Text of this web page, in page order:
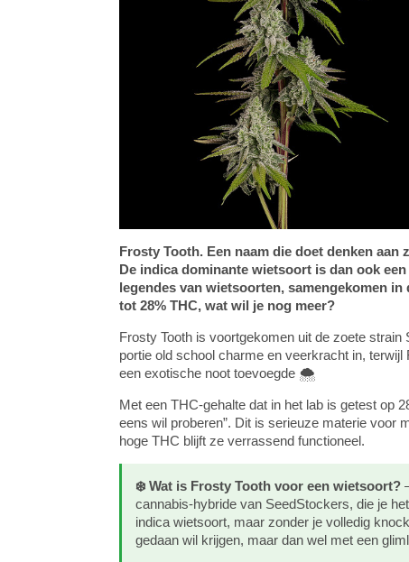
Frosty Tooth. Een naam die doet denken
De indica dominante wietsoort is dan ook
legendes van wietsoorten, samengekomen
tot 28% THC, wat wil je nog meer?
Frosty Tooth is voortgekomen uit de zoete
portie old school charme en veerkracht in,
een exotische noot toevoegde 🌨️
Met een THC-gehalte dat in het lab is getest op
eens wil proberen”. Dit is serieuze materie voor
hoge THC blijft ze verrassend functioneel.
❄️ Wat is Frosty Tooth voor een wietsoort?
cannabis-hybride van SeedStockers, die je
indica wietsoort, maar zonder je volledig
gedaan wil krijgen, maar dan wel met een